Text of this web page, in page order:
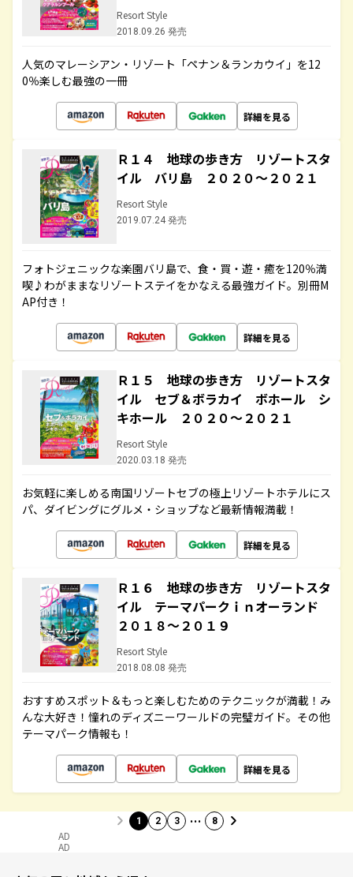
Resort Style
2018.09.26 発売
人気のマレーシアン・リゾート「ペナン＆ランカウイ」を12
0％楽しむ最強の一冊
詳細を見る
Ｒ１４ 地球の歩き方 リゾートスタ
イル バリ島 ２０２０～２０２１
Resort Style
2019.07.24 発売
フォトジェニックな楽園バリ島で、食・買・遊・癒を120％満
喫♪わがままなリゾートステイをかなえる最強ガイド。別冊M
AP付き！
詳細を見る
Ｒ１５ 地球の歩き方 リゾートスタ
イル セブ＆ボラカイ ボホール シ
キホール ２０２０～２０２１
Resort Style
2020.03.18 発売
お気軽に楽しめる南国リゾートセブの極上リゾートホテルにス
パ、ダイビングにグルメ・ショップなど最新情報満載！
詳細を見る
Ｒ１６ 地球の歩き方 リゾートスタ
イル テーマパークｉｎオーランド
２０１８～２０１９
Resort Style
2018.08.08 発売
おすすめスポット＆もっと楽しむためのテクニックが満載！み
んな大好き！憧れのディズニーワールドの完璧ガイド。その他
テーマパーク情報も！
詳細を見る
1 2 3 … 8
AD
AD